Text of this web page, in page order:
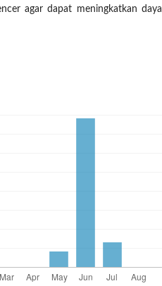
agar dapat meningkatkan daya